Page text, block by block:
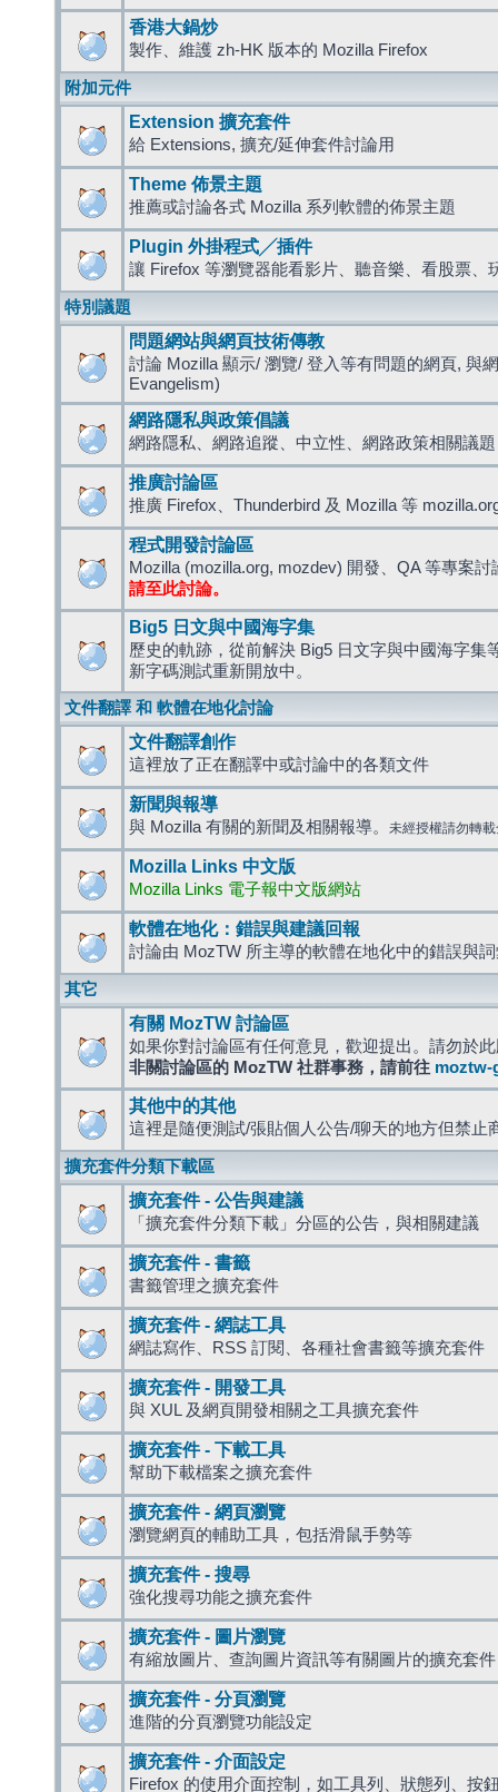
香港大鍋炒
製作、維護 zh-HK 版本的 Mozilla Firefox
附加元件
Extension 擴充套件
給 Extensions, 擴充/延伸套件討論用
Theme 佈景主題
推薦或討論各式 Mozilla 系列軟體的佈景主題
Plugin 外掛程式╱插件
讓 Firefox 等瀏覽器能看影片、聽音樂、看股票、
特別議題
問題網站與網頁技術傳教
討論 Mozilla 顯示/ 瀏覽/ 登入等有問題的網頁, 與
Evangelism)
網路隱私與政策倡議
網路隱私、網路追蹤、中立性、網路政策相關議題
推廣討論區
推廣 Firefox、Thunderbird 及 Mozilla 等
程式開發討論區
Mozilla (mozilla.org, mozdev) 開發、QA 等專案討
請至此討論。
Big5 日文與中國海字集
歷史的軌跡，從前解決 Big5 日文字與中國海字集
新字碼測試重新開放中。
文件翻譯 和 軟體在地化討論
文件翻譯創作
這裡放了正在翻譯中或討論中的各類文件
新聞與報導
與 Mozilla 有關的新聞及相關報導。 未經授權請勿轉
Mozilla Links 中文版
Mozilla Links 電子報中文版網站
軟體在地化：錯誤與建議回報
討論由 MozTW 所主導的軟體在地化中的錯誤與
其它
有關 MozTW 討論區
如果你對討論區有任何意見，歡迎提出。請勿於
非關討論區的 MozTW 社群事務，請前往 moztw-
其他中的其他
這裡是隨便測試/張貼個人公告/聊天的地方但禁止
擴充套件分類下載區
擴充套件 - 公告與建議
「擴充套件分類下載」分區的公告，與相關建議
擴充套件 - 書籤
書籤管理之擴充套件
擴充套件 - 網誌工具
網誌寫作、RSS 訂閱、各種社會書籤等擴充套件
擴充套件 - 開發工具
與 XUL 及網頁開發相關之工具擴充套件
擴充套件 - 下載工具
幫助下載檔案之擴充套件
擴充套件 - 網頁瀏覽
瀏覽網頁的輔助工具，包括滑鼠手勢等
擴充套件 - 搜尋
強化搜尋功能之擴充套件
擴充套件 - 圖片瀏覽
有縮放圖片、查詢圖片資訊等有關圖片的擴充套件
擴充套件 - 分頁瀏覽
進階的分頁瀏覽功能設定
擴充套件 - 介面設定
Firefox 的使用介面控制，如工具列、狀態列、按